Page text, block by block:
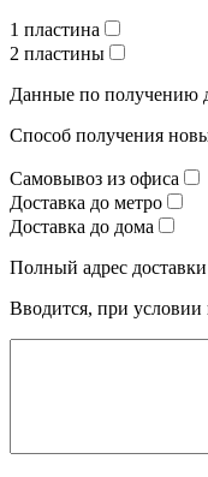
1 пластина
2 пластины
Данные по получению
Способ получения
Самовывоз из офиса
Доставка до метро
Доставка до дома
Полный адрес
Вводится, при условии